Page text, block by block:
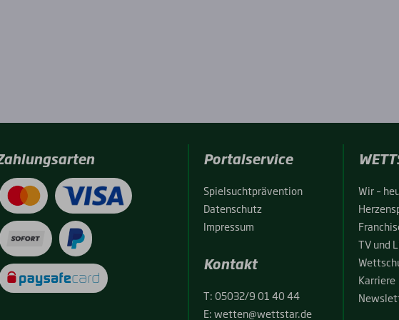
Portalservice
Spiel­sucht­prä­ven­ti­on
Daten­schutz
Impres­sum
Kontakt
T:05032/9 01 40 44
E:wetten@wettstar.de
Wir –
TV und
Kar­rie­re